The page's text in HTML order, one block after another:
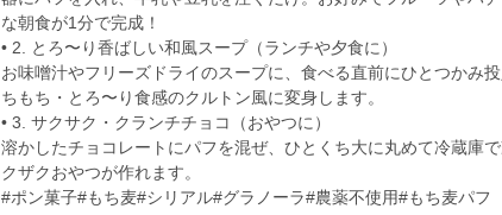
な朝食が1分で完成！
• 2. とろ〜り香ばしい和風スープ（ランチや夕食に）
お味噌汁やフリーズドライのスープに、食べる直前にひとつかみ
ちもち・とろ〜り食感のクルトン風に変身します。
• 3. サクサク・クランチチョコ（おやつに）
溶かしたチョコレートにパフを混ぜ、ひとくち大に丸めて冷蔵庫
クザクおやつが作れます。
#ポン菓子#もち麦#シリアル#グラノーラ#農薬不使用#もち麦パフ